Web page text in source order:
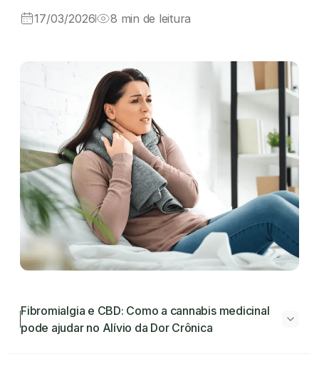
17/03/2026 8 min de leitura
Fibromialgia e CBD: Como a cannabis medicinal
pode ajudar no Alívio da Dor Crônica